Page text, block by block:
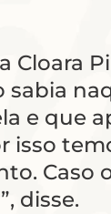
sabia
e que
isso
Caso
disse.